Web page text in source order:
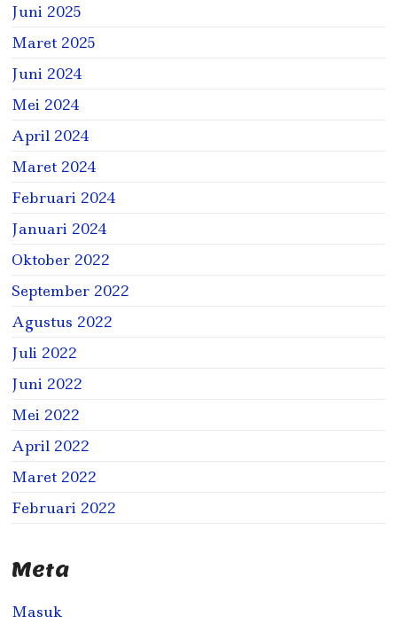
Juni 2025
Maret 2025
Juni 2024
Mei 2024
April 2024
Maret 2024
Februari 2024
Januari 2024
Oktober 2022
September 2022
Agustus 2022
Juli 2022
Juni 2022
Mei 2022
April 2022
Maret 2022
Februari 2022
Meta
Masuk